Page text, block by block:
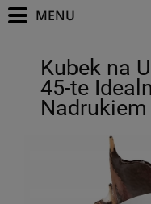
Kubek na
45-te